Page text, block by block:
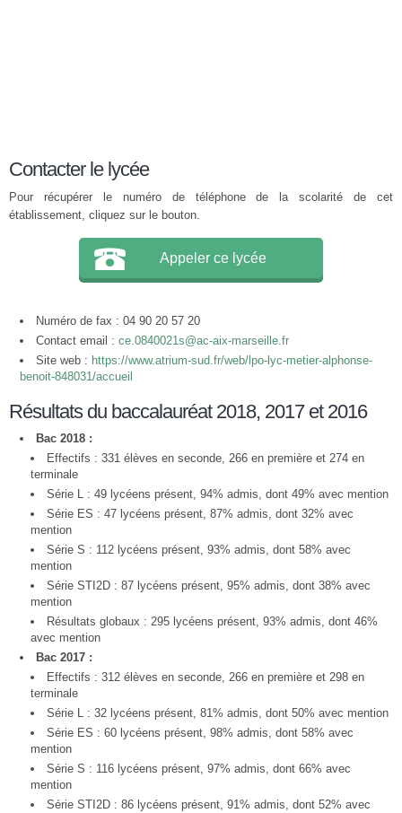
Contacter le lycée
Pour récupérer le numéro de téléphone de la scolarité de cet
établissement, cliquez sur le bouton.
Appeler ce lycée
Numéro de fax : 04 90 20 57 20
Contact email : ce.0840021s@ac-aix-marseille.fr
Site web : https://www.atrium-sud.fr/web/lpo-lyc-metier-alphonse-
benoit-848031/accueil
Résultats du baccalauréat 2018, 2017 et 2016
Bac 2018 :
Effectifs : 331 élèves en seconde, 266 en première et 274 en
terminale
Série L : 49 lycéens présent, 94% admis, dont 49% avec mention
Série ES : 47 lycéens présent, 87% admis, dont 32% avec
mention
Série S : 112 lycéens présent, 93% admis, dont 58% avec
mention
Série STI2D : 87 lycéens présent, 95% admis, dont 38% avec
mention
Résultats globaux : 295 lycéens présent, 93% admis, dont 46%
avec mention
Bac 2017 :
Effectifs : 312 élèves en seconde, 266 en première et 298 en
terminale
Série L : 32 lycéens présent, 81% admis, dont 50% avec mention
Série ES : 60 lycéens présent, 98% admis, dont 58% avec
mention
Série S : 116 lycéens présent, 97% admis, dont 66% avec
mention
Série STI2D : 86 lycéens présent, 91% admis, dont 52% avec